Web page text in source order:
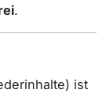
.
ist